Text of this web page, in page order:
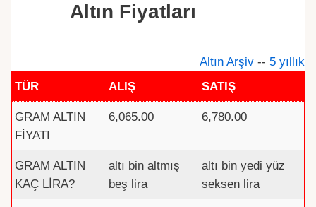
Altın Fiyatları
Altın Arşiv -- 5 yıllık
TÜR
ALIŞ SATIŞ
GRAM ALTIN
FİYATI
6,065.00 6,780.00
GRAM ALTIN
KAÇ LİRA?
altı bin altmış
beş lira
altı bin yedi yüz
seksen lira